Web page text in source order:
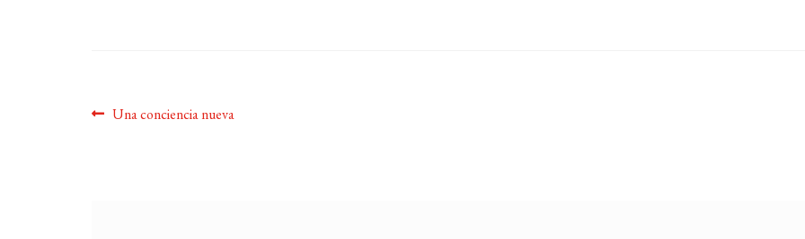
Navegación
Anterior:
Una conciencia nueva